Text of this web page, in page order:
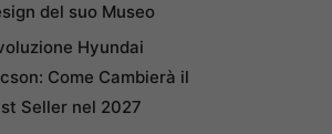
del suo Museo
Hyundai
Come Cambierà il
Seller nel 2027